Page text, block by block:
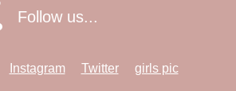
Follow us...
Instagram Twitter girls pic